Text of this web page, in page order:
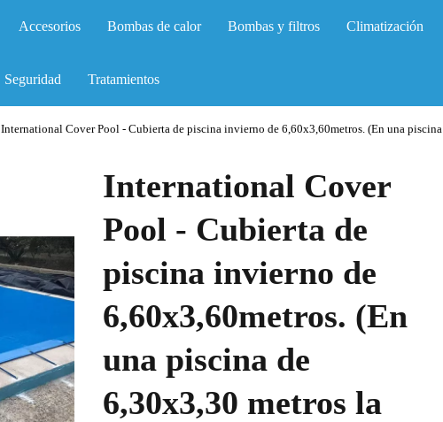
Accesorios Bombas de calor Bombas y filtros Climatización
Seguridad Tratamientos
International Cover Pool - Cubierta de piscina invierno de 6,60x3,60metros. (En una piscina
International Cover
Pool - Cubierta de
piscina invierno de
6,60x3,60metros. (En
una piscina de
6,30x3,30 metros la